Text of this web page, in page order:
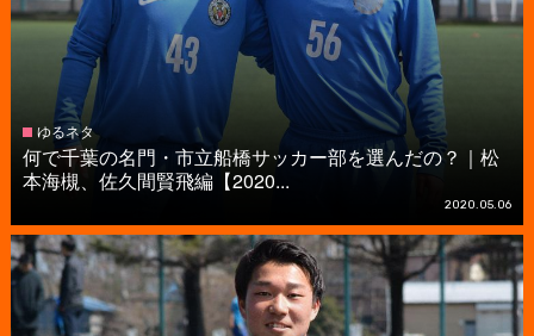
ゆるネタ
何で千葉の名門・市立船橋サッカー部を選んだの？｜松
本海槻、佐久間賢飛編【2020...
2020.05.06